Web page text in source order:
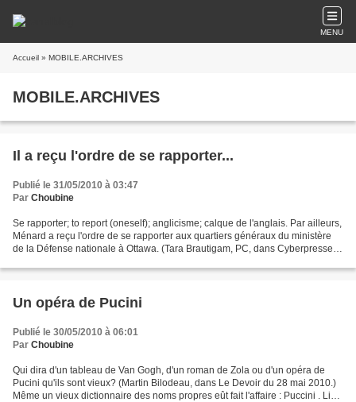
MENU
Accueil » MOBILE.ARCHIVES
MOBILE.ARCHIVES
Il a reçu l'ordre de se rapporter...
Publié le 31/05/2010 à 03:47
Par Choubine
Se rapporter; to report (oneself); anglicisme; calque de l'anglais. Par ailleurs,
Ménard a reçu l'ordre de se rapporter aux quartiers généraux du ministère
de la Défense nationale à Ottawa. (Tara Brautigam, PC, dans Cyberpresse,
Un opéra de Pucini
Publié le 30/05/2010 à 06:01
Par Choubine
Qui dira d'un tableau de Van Gogh, d'un roman de Zola ou d'un opéra de
Pucini qu'ils sont vieux? (Martin Bilodeau, dans Le Devoir du 28 mai 2010.)
Même un vieux dictionnaire des noms propres eût fait l'affaire : Puccini . Line